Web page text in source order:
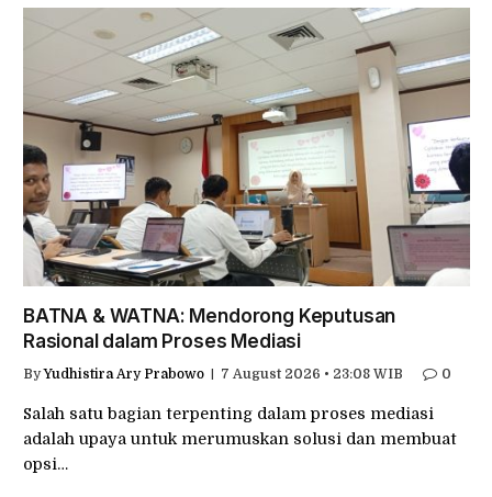
BATNA & WATNA: Mendorong Keputusan
Rasional dalam Proses Mediasi
By Yudhistira Ary Prabowo 7 August 2026 • 23:08 WIB 0
Salah satu bagian terpenting dalam proses mediasi
adalah upaya untuk merumuskan solusi dan membuat
opsi…